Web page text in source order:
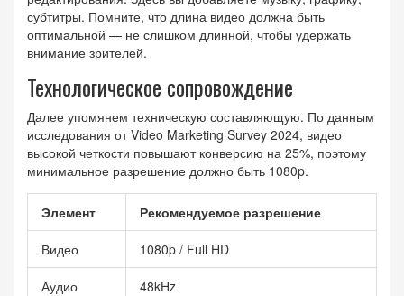
субтитры. Помните, что длина видео должна быть
оптимальной — не слишком длинной, чтобы удержать
внимание зрителей.
Технологическое сопровождение
Далее упомянем техническую составляющую. По данным
исследования от Video Marketing Survey 2024, видео
высокой четкости повышают конверсию на 25%, поэтому
минимальное разрешение должно быть 1080p.
Элемент Рекомендуемое разрешение
Видео 1080p / Full HD
Аудио 48kHz